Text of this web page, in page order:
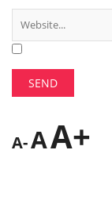
A-AA+